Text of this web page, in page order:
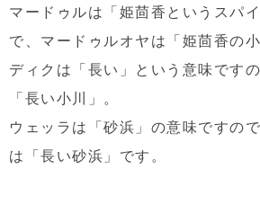
マードゥルは「姫茴香というスパ
で、マードゥルオヤは「姫茴香の小
ディクは「長い」という意味です
「長い小川」。
ウェッラは「砂浜」の意味ですの
は「長い砂浜」です。